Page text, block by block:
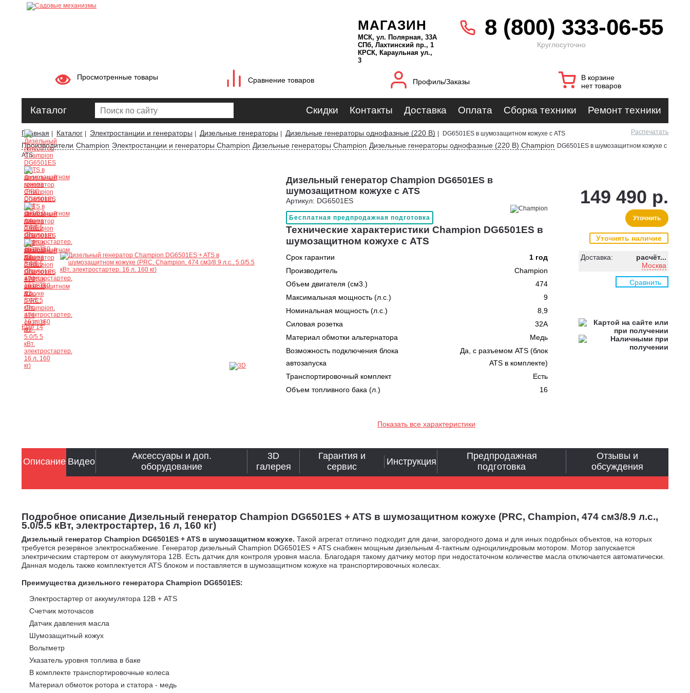
МАГАЗИН
МСК, ул. Полярная, 33А
СПб, Лахтинский пр., 1
КРСК, Караульная ул.,
3
8 (800) 333-06-55
Круглосуточно
Просмотренные товары Сравнение товаров Профиль/Заказы
В корзине
нет товаров
Каталог Скидки Контакты Доставка Оплата Сборка техники Ремонт техники
Главная Каталог Электростанции и генераторы Дизельные генераторы Дизельные генераторы однофазные (220 В) DG6501ES в шумозащитном кожухе с ATS Распечатать
Производители Champion Электростанции и генераторы Champion Дизельные генераторы Champion Дизельные генераторы однофазные (220 В) Champion DG6501ES в шумозащитном кожухе с
ATS
Ещё 14
Дизельный генератор Champion DG6501ES в
шумозащитном кожухе с ATS
Артикул: DG6501ES
Бесплатная предпродажная подготовка
Технические характеристики Champion DG6501ES в
шумозащитном кожухе с ATS
Срок гарантии
1 год
Производитель
Champion
Объем двигателя (см3.)
474
Максимальная мощность (л.с.)
9
Номинальная мощность (л.с.)
8,9
Силовая розетка
32A
Материал обмотки альтернатора
Медь
Возможность подключения блока
автозапуска
Да, с разъемом ATS (блок
ATS в комплекте)
Транспортировочный комплект
Есть
Объем топливного бака (л.)
16
Показать все характеристики
149 490 р.
Уточнить
Уточнять наличие
Доставка:
расчёт...
Москва
Сравнить
Подробное описание Дизельный генератор Champion DG6501ES + ATS в шумозащитном кожухе (PRC, Champion, 474 см3/8.9 л.с.,
5.0/5.5 кВт, электростартер, 16 л, 160 кг)
Дизельный генератор Champion DG6501ES + ATS в шумозащитном кожухе. Такой агрегат отлично подходит для дачи, загородного дома и для иных подобных объектов, на которых
требуется резервное электроснабжение. Генератор дизельный Champion DG6501ES + ATS снабжен мощным дизельным 4-тактным одноцилиндровым мотором. Мотор запускается
электрическим стартером от аккумулятора 12В. Есть датчик для контроля уровня масла. Благодаря такому датчику мотор при недостаточном количестве масла отключается автоматически.
Данная модель также комплектуется ATS блоком и поставляется в шумозащитном кожухе на транспортировочных колесах.
Преимущества дизельного генератора Champion DG6501ES:
Электростартер от аккумулятора 12В + ATS
Счетчик моточасов
Датчик давления масла
Шумозащитный кожух
Вольтметр
Указатель уровня топлива в баке
В комплекте транспортировочные колеса
Материал обмоток ротора и статора - медь
Описание Видео
Аксессуары и доп.
оборудование
3D
галерея
Гарантия и
сервис
Инструкция
Предпродажная
подготовка
Отзывы и
обсуждения